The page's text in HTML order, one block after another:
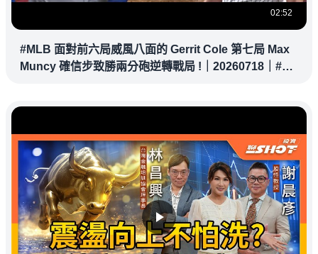
02:52
#MLB 面對前六局威風八面的 Gerrit Cole 第七局 Max
Muncy 確信步致勝兩分砲逆轉戰局 !｜20260718｜#洛